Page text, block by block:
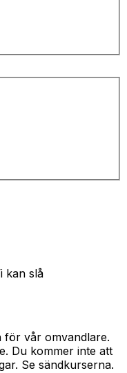
kan slå
för vår omvandlare.
Du kommer inte att
Se sändkurserna.